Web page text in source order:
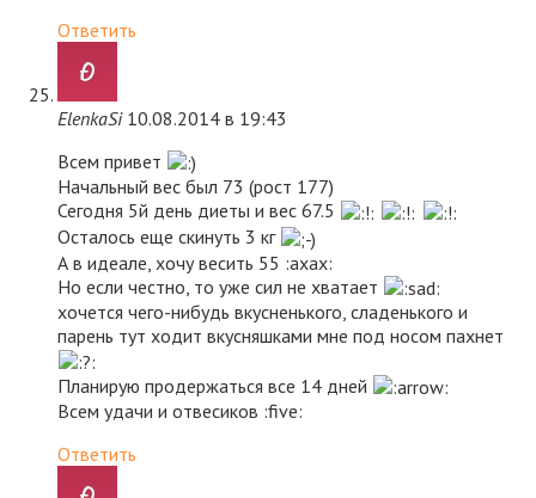
Ответить
ElenkaSi 10.08.2014 в 19:43
Всем привет
Начальный вес был 73 (рост 177)
Сегодня 5й день диеты и вес 67.5
Осталось еще скинуть 3 кг
А в идеале, хочу весить 55 :axax:
Но если честно, то уже сил не хватает
хочется чего-нибудь вкусненького, сладенького и
парень тут ходит вкусняшками мне под носом пахнет
Планирую продержаться все 14 дней
Всем удачи и отвесиков :five:
Ответить